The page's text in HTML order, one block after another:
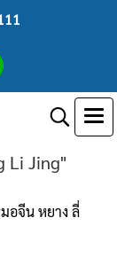
Li Jing"
อจีน หยาง ลี่